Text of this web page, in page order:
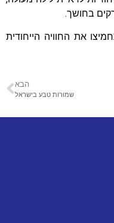
בחושך.
את החוויה הייחודית
הבא
שמורות טבע בישראל